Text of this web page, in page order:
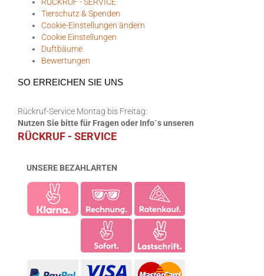
Tierschutz & Spenden
Cookie-Einstellungen ändern
Cookie Einstellungen
Duftbäume
Bewertungen
SO ERREICHEN SIE UNS
Rückruf-Service Montag bis Freitag:
Nutzen Sie bitte für Fragen oder Info`s unseren
RÜCKRUF - SERVICE
UNSERE BEZAHLARTEN